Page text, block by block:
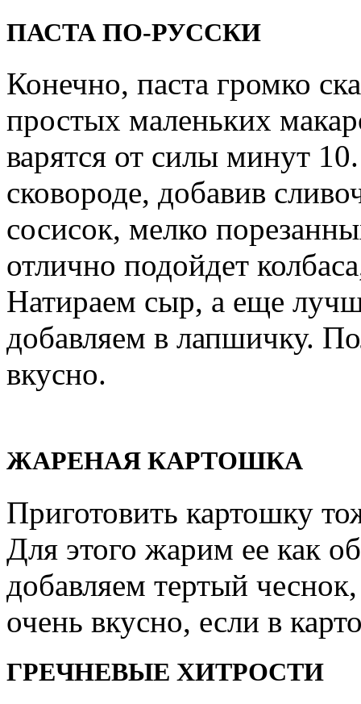
ПАСТА ПО-РУССКИ
Конечно, паста громко
простых маленьких
варятся от силы минут
сковороде, добавив
сосисок, мелко
отлично подойдет
Натираем сыр, а еще
добавляем в лапшичку.
вкусно.
ЖАРЕНАЯ КАРТОШКА
Приготовить картошку
Для этого жарим ее как
добавляем тертый
очень вкусно, если в
ГРЕЧНЕВЫЕ ХИТРОСТИ